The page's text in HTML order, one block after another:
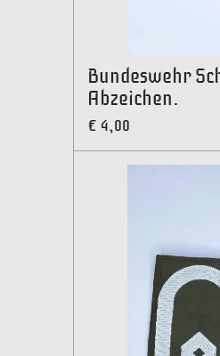
Bundeswehr
Abzeichen.
€ 4,00